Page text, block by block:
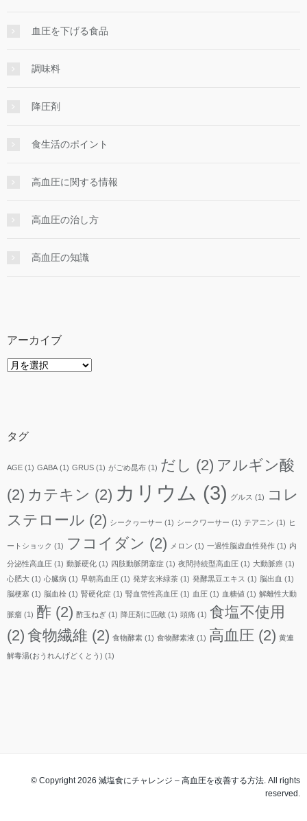
血圧を下げる食品
調味料
降圧剤
食生活のポイント
高血圧に関する情報
高血圧の治し方
高血圧の知識
アーカイブ
ア
タグ
AGE (1) GABA (1) GRUS (1) がごめ昆布 (1) だし (2) アルギン酸
(2) カテキン (2) カリウム (3) グルス (1)
コレ
ステロール (2) シークヮーサー (1) シークワーサー (1) テアニン (1) ヒ
ートショック (1) フコイダン (2) メロン (1) 一過性脳虚血性発作 (1) 内
分泌性高血圧 (1) 動脈硬化 (1) 四肢動脈閉塞症 (1) 夜間持続型高血圧 (1) 大動脈癌 (1)
心肥大 (1) 心臓病 (1) 早朝高血圧 (1) 発芽玄米緑茶 (1) 発酵黒豆エキス (1) 脳出血 (1)
脳梗塞 (1) 脳血栓 (1) 腎硬化症 (1) 腎血管性高血圧 (1) 血圧 (1) 血糖値 (1) 解離性大動
脈瘤 (1) 酢 (2) 酢玉ねぎ (1) 降圧剤に匹敵 (1) 頭痛 (1) 食塩不使用
(2) 食物繊維 (2) 食物酵素 (1) 食物酵素液 (1) 高血圧 (2) 黄連
解毒湯(おうれんげどくとう) (1)
© Copyright 2026 減塩食にチャレンジ – 高血圧を改善する方法. All rights
reserved.